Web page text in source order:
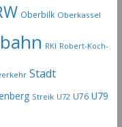
Oberbilk Oberkassel
RKI Robert-Koch-
Stadt
Streik U72 U76 U79